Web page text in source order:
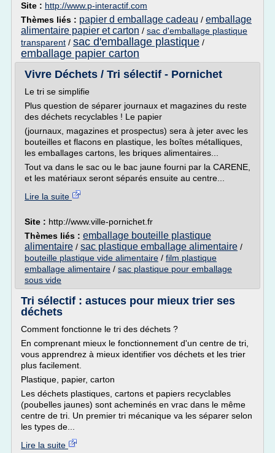
Site : http://www.p-interactif.com
Thèmes liés : papier d emballage cadeau / emballage
alimentaire papier et carton / sac d'emballage plastique
transparent / sac d'emballage plastique /
emballage papier carton
Vivre Déchets / Tri sélectif - Pornichet
Le tri se simplifie
Plus question de séparer journaux et magazines du reste
des déchets recyclables ! Le papier
(journaux, magazines et prospectus) sera à jeter avec les
bouteilles et flacons en plastique, les boîtes métalliques,
les emballages cartons, les briques alimentaires...
Tout va dans le sac ou le bac jaune fourni par la CARENE,
et les matériaux seront séparés ensuite au centre...
Lire la suite
Site : http://www.ville-pornichet.fr
Thèmes liés : emballage bouteille plastique
alimentaire / sac plastique emballage alimentaire /
bouteille plastique vide alimentaire / film plastique
emballage alimentaire / sac plastique pour emballage
sous vide
Tri sélectif : astuces pour mieux trier ses
déchets
Comment fonctionne le tri des déchets ?
En comprenant mieux le fonctionnement d'un centre de tri,
vous apprendrez à mieux identifier vos déchets et les trier
plus facilement.
Plastique, papier, carton
Les déchets plastiques, cartons et papiers recyclables
(poubelles jaunes) sont acheminés en vrac dans le même
centre de tri. Un premier tri mécanique va les séparer selon
les types de...
Lire la suite